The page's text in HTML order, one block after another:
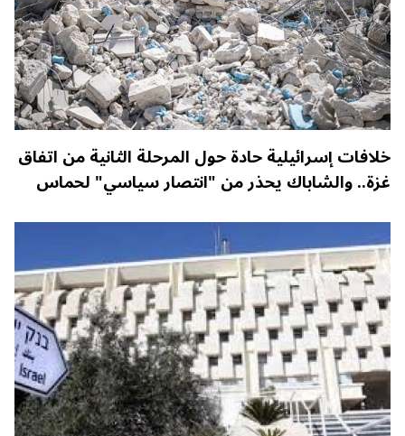
خلافات إسرائيلية حادة حول المرحلة الثانية من اتفاق
غزة.. والشاباك يحذر من "انتصار سياسي" لحماس